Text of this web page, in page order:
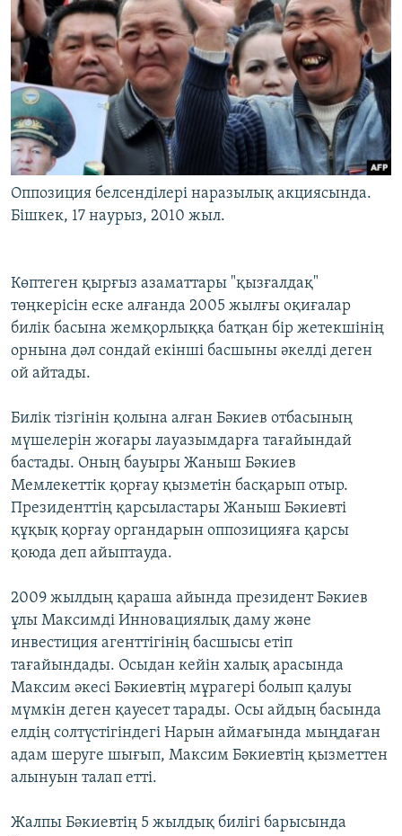
Оппозиция белсенділері наразылық акциясында.
Бішкек, 17 наурыз, 2010 жыл.
Көптеген қырғыз азаматтары "қызғалдақ"
төңкерісін еске алғанда 2005 жылғы оқиғалар
билік басына жемқорлыққа батқан бір жетекшінің
орнына дәл сондай екінші басшыны әкелді деген
ой айтады.
Билік тізгінін қолына алған Бәкиев отбасының
мүшелерін жоғары лауазымдарға тағайындай
бастады. Оның бауыры Жаныш Бәкиев
Мемлекеттік қорғау қызметін басқарып отыр.
Президенттің қарсыластары Жаныш Бәкиевті
құқық қорғау органдарын оппозицияға қарсы
қоюда деп айыптауда.
2009 жылдың қараша айында президент Бәкиев
ұлы Максимді Инновациялық даму және
инвестиция агенттігінің басшысы етіп
тағайындады. Осыдан кейін халық арасында
Максим әкесі Бәкиевтің мұрагері болып қалуы
мүмкін деген қауесет тарады. Осы айдың басында
елдің солтүстігіндегі Нарын аймағында мыңдаған
адам шеруге шығып, Максим Бәкиевтің қызметтен
алынуын талап етті.
Жалпы Бәкиевтің 5 жылдық билігі барысында